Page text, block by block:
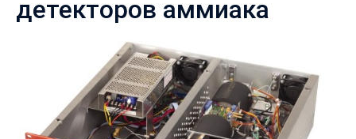
детекторов аммиака